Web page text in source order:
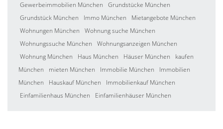
Gewerbeimmobilien München
Grundstücke München
Grundstück München
Immo München
Mietangebote München
Wohnungen München
Wohnung suche München
Wohnungssuche München
Wohnungsanzeigen München
Wohnung München
Haus München Häuser München
kaufen
München
mieten München Immobilie München
Immobilien
München
Hauskauf München
Immobilienkauf München
Einfamilienhaus München
Einfamilienhäuser München